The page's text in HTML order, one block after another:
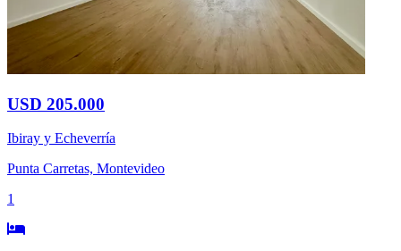
USD 205.000
Ibiray y Echeverría
Punta Carretas, Montevideo
1